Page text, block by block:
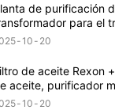
de purificación
para el
de
10 20
de aceite Rexon
aceite, purificador
10 20